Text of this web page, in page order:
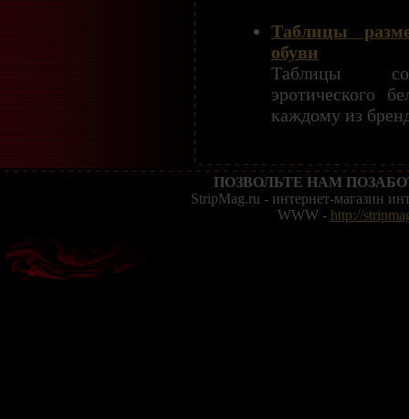
Таблицы
обуви
Таблицы
эротического
каждому из
ПОЗВОЛЬТЕ НАМ
StripMag.ru - интернет-магазин
WWW - http://